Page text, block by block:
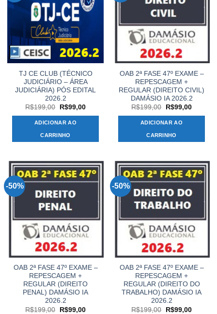
TJ CE CLUB (TÉCNICO
JUDICIÁRIO – ÁREA
JUDICIÁRIA) PÓS EDITAL
2026.2
R$199,00
O
original
era:
R$199,00.
R$99,00O
ADICIONAR AO
CARRINHO
OAB 2ª FASE 47º EXAME –
REPESCAGEM +
REGULAR (DIREITO CIVIL)
DAMÁSIO IA 2026.2
R$199,00
O
original
era:
R$199,00.
R$99,00O
ADICIONAR AO
CARRINHO
-50%
OAB 2ª FASE 47º EXAME –
REPESCAGEM +
REGULAR (DIREITO
PENAL) DAMÁSIO IA
2026.2
R$199,00
O
R$99,00O
-50%
OAB 2ª FASE 47º EXAME –
REPESCAGEM +
REGULAR (DIREITO DO
TRABALHO) DAMÁSIO IA
2026.2
R$199,00
O
R$99,00O